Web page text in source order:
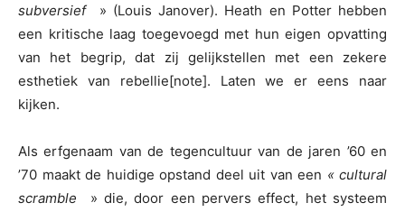
subversief
» (Louis Janover). Heath en Potter hebben
een kritische laag toegevoegd met hun eigen opvatting
van het begrip, dat zij gelijkstellen met een zekere
esthetiek van rebellie[note]. Laten we er eens naar
kijken.
Als erfgenaam van de tegencultuur van de jaren ’60 en
’70 maakt de huidige opstand deel uit van een « cultural
scramble
» die, door een pervers effect, het systeem